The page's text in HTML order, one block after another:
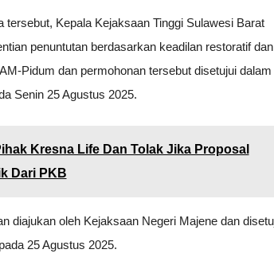
Kepala Kejaksaan Tinggi Sulawesi Barat
penuntutan berdasarkan keadilan restoratif dan
Pidum dan permohonan tersebut disetujui
Senin 25 Agustus 2025.
Kresna Life Dan Tolak Jika Proposal
Dari PKB
diajukan oleh Kejaksaan Negeri Majene dan
25 Agustus 2025.